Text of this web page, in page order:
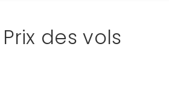
Prix des vols